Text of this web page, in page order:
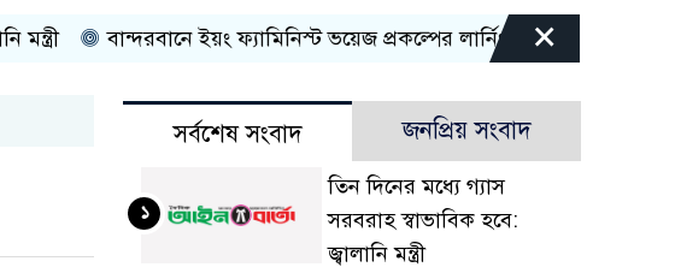
বান্দরবানে ইয়ং ফ্যামিনিস্ট ভয়েজ প্রকল্পের লার্নিং শেয়ারিং কর্মশালা অনুষ্ঠিত
×
সর্বশেষ সংবাদ জনপ্রিয় সংবাদ
তিন দিনের মধ্যে গ্যাস
সরবরাহ স্বাভাবিক হবে:
জ্বালানি মন্ত্রী
১